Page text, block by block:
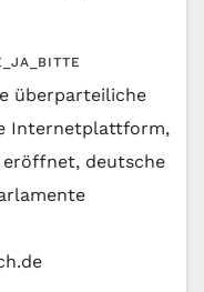
überparteiliche
Internetplattform,
deutsche